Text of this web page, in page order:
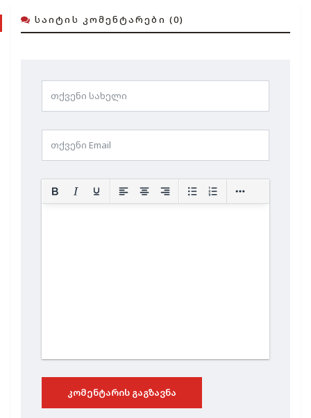
ᲡᲐᲘᲢᲘᲡ ᲙᲝᲛᲔᲜᲢᲐᲠᲔᲑᲘ (0)
ᲙᲝᲛᲔᲜᲢᲐᲠᲘᲡ ᲒᲐᲒᲖᲐᲕᲜᲐ